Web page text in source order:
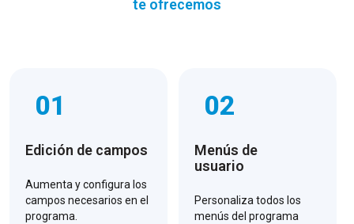
te ofrecemos
01
Edición de campos
Aumenta y configura los
campos necesarios en el
programa.
02
Menús de
usuario
Personaliza todos los
menús del programa